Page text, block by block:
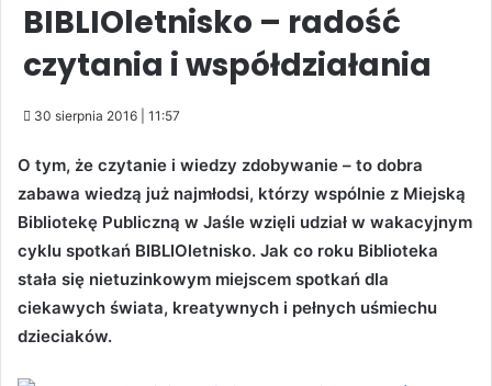
BIBLIOletnisko – radość
czytania i współdziałania
30 sierpnia 2016 | 11:57
O tym, że czytanie i wiedzy zdobywanie – to dobra
zabawa wiedzą już najmłodsi, którzy wspólnie z Miejską
Bibliotekę Publiczną w Jaśle wzięli udział w wakacyjnym
cyklu spotkań BIBLIOletnisko. Jak co roku Biblioteka
stała się nietuzinkowym miejscem spotkań dla
ciekawych świata, kreatywnych i pełnych uśmiechu
dzieciaków.